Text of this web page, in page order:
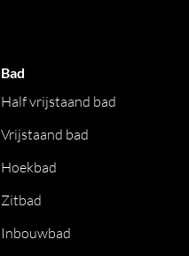
Bad
Half vrijstaand bad
Vrijstaand bad
Hoekbad
Zitbad
Inbouwbad